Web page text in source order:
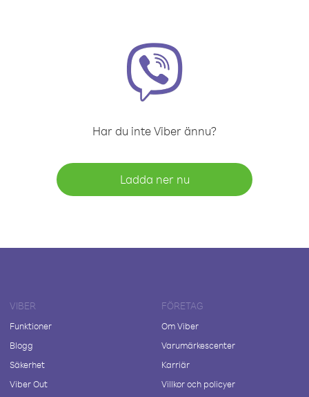
Har du inte Viber ännu?
Ladda ner nu
VIBER
Funktioner
Blogg
Säkerhet
Viber Out
FÖRETAG
Om Viber
Varumärkescenter
Karriär
Villkor och policyer